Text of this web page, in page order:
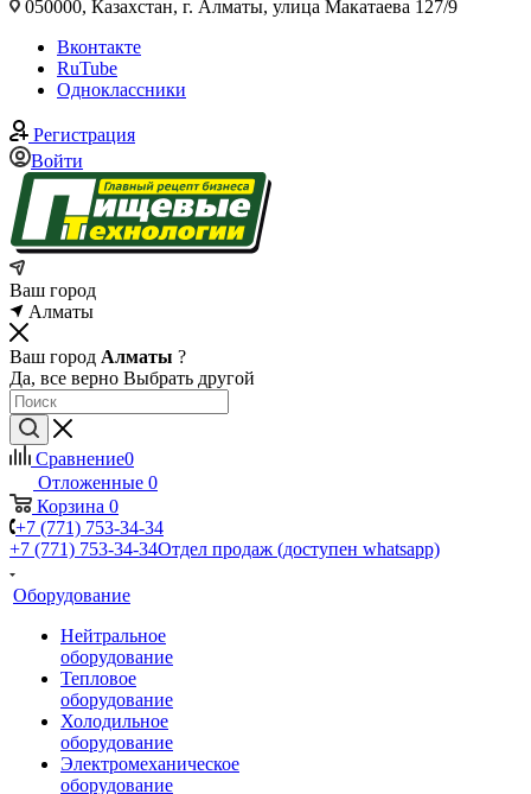
050000, Казахстан, г. Алматы, улица Макатаева 127/9
Вконтакте
RuTube
Одноклассники
Регистрация
Войти
Ваш город
Алматы
Ваш город Алматы ?
Да, все верно Выбрать другой
Сравнение0
Отложенные 0
Корзина 0
+7 (771) 753-34-34
+7 (771) 753-34-34Отдел продаж (доступен whatsapp)
Оборудование
Нейтральное
оборудование
Тепловое
оборудование
Холодильное
оборудование
Электромеханическое
оборудование